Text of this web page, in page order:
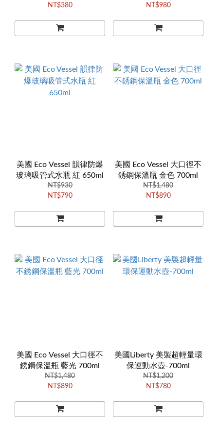
NT$380
NT$980
美國 Eco Vessel 韻律防爆
玻璃吸管式水瓶 紅 650ml
NT$930
NT$790
美國 Eco Vessel 大口徑不
銹鋼保溫瓶 金色 700ml
NT$1,480
NT$890
美國 Eco Vessel 大口徑不
銹鋼保溫瓶 藍光 700ml
NT$1,480
NT$890
美國Liberty 美製超輕量環
保運動水壺-700ml
NT$1,200
NT$780